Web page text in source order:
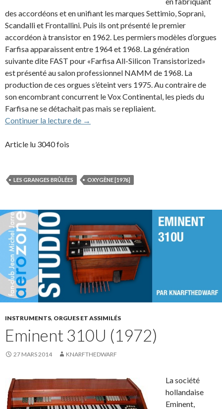
des accordéons et en unifiant les marques Settimio, Soprani,
Scandalli et Frontallini. Puis ils ont présenté le premier
accordéon à transistor en 1962. Les permiers modèles d’orgues
Farfisa apparaissent entre 1964 et 1968. La génération
suivante dite FAST pour «Farfisa All-Silicon Transistorized»
est présenté au salon professionnel NAMM de 1968. La
production de ces orgues s’éteint vers 1975. Au contraire de
son encombrant concurrent le Vox Continental, les pieds du
Farfisa ne se détachait pas mais se repliaient.
Continuer la lecture de Orgue Farfisa (1964)
→
Article lu 3040 fois
LES GRANGES BRÛLÉES OXYGÈNE [1976]
INSTRUMENTS, ORGUES ET ASSIMILÉS
Eminent 310U (1972)
27 MARS 2014 KNARFTHEDWARF
La société
hollandaise
Eminent,